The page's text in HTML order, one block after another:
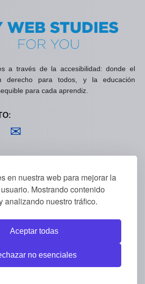
en nuestra web para mejorar la
Mostrando contenido
analizando nuestro tráfico.
Aceptar todas
no esenciales
a través de la accesibilidad: donde el
derecho para todos, y la educación
para cada aprendiz.
en YouTube
Visítanos en Instagram
✉